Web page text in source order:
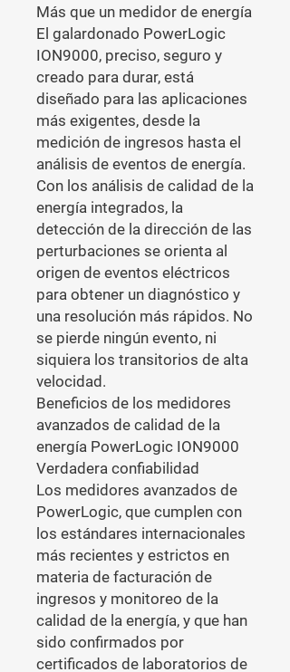
Más que un medidor de energía
El galardonado PowerLogic
ION9000, preciso, seguro y
creado para durar, está
diseñado para las aplicaciones
más exigentes, desde la
medición de ingresos hasta el
análisis de eventos de energía.
Con los análisis de calidad de la
energía integrados, la
detección de la dirección de las
perturbaciones se orienta al
origen de eventos eléctricos
para obtener un diagnóstico y
una resolución más rápidos. No
se pierde ningún evento, ni
siquiera los transitorios de alta
velocidad.
Beneficios de los medidores
avanzados de calidad de la
energía PowerLogic ION9000
Verdadera confiabilidad
Los medidores avanzados de
PowerLogic, que cumplen con
los estándares internacionales
más recientes y estrictos en
materia de facturación de
ingresos y monitoreo de la
calidad de la energía, y que han
sido confirmados por
certificados de laboratorios de